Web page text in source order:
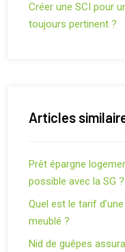
Créer une SCI pour
toujours pertinent ?
Articles
Prêt épargne
possible avec la SG ?
Quel est le tarif
meublé ?
Nid de guêpes